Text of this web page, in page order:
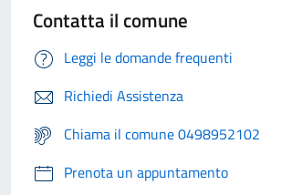
Contatta il comune
Leggi le domande frequenti
Richiedi Assistenza
Chiama il comune 0498952102
Prenota un appuntamento